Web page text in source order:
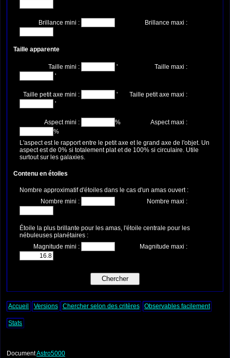
Brillance mini : Brillance maxi :
Taille apparente
Taille mini : '
Taille maxi :
'
Taille petit axe mini : '
Taille petit axe maxi :
'
Aspect mini : %
Aspect maxi :
%
L'aspect est le rapport entre le petit axe et le grand axe de l'objet. Un
aspect est de 0% si totalement plat et de 100% si circulaire. Utile
surtout sur les galaxies.
Contenu en étoiles
Nombre approximatif d'étoiles dans le cas d'un amas ouvert :
Nombre mini :
Nombre maxi :
Étoile la plus brillante pour les amas, l'étoile centrale pour les
nébuleuses planétaires :
Magnitude mini :
Magnitude maxi :
Accueil Versions Chercher selon des critères Observables facilement
Stats
DocumentAstro5000